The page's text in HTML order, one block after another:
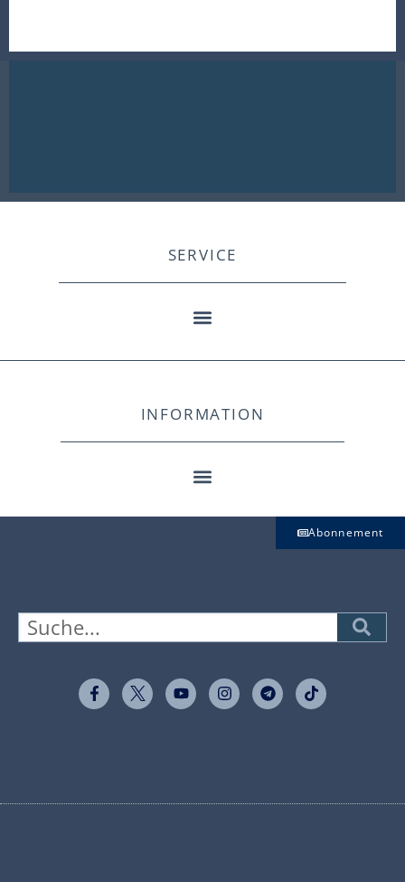
SERVICE
INFORMATION
Abonnement